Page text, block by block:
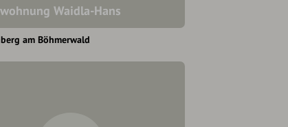
Waidla-Hans
am Böhmerwald